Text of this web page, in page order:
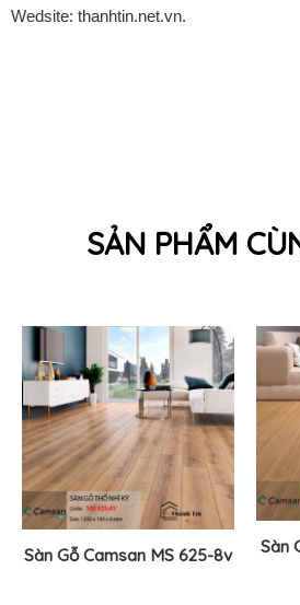
Wedsite: thanhtin.net.vn.
SẢN PHẨM
Sàn Gỗ Camsan MS 625-8v
Sàn